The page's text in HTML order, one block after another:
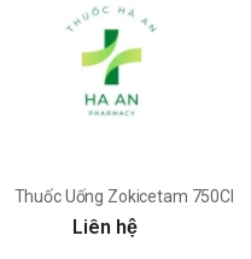
Thuốc Uống Zokicetam 750CN
Liên hệ